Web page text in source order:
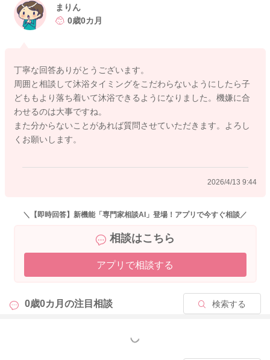
沐浴の時間が異なっても問題はないですよ。また、お子さんは
代謝がいいので、可能であれば、毎日沐浴はしていただく方が
グでお風呂に入れるなど工夫していただいても良いと思います
よ。
また、午前中ですと、まだ機嫌が良いお子さんも多いので、午
前中少し暖かくなってきたタイミングでお風呂に入れていただ
くのもひとつと思います。
お子さんは急に裸にされるとびっくりして、より機嫌が悪くな
まりん
0歳0カ月
丁寧な回答ありがとうございます。
周囲と相談して沐浴タイミングをこだわらないようにしたら子
どももより落ち着いて沐浴できるようになりました。機嫌に合
わせるのは大事ですね。
また分からないことがあれば質問させていただきます。よろし
くお願いします。
2026/4/13 9:44
＼【即時回答】新機能「専門家相談AI」登場！アプリで今すぐ相談／
相談はこちら
アプリで相談する
0歳0カ月の注目相談 検索する
もっと見る